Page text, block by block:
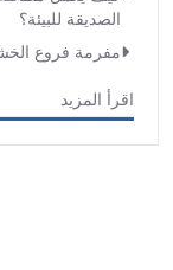
الصديقة للبيئة؟
مفرمة فروع الخشب 5 طن/ساعه لإدارة
اقرأ المزيد